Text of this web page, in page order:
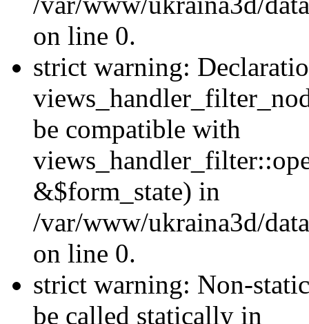
on line 0.
strict warning:
be compatible with
&$form_state) in
/var/www/ukraina3d/
on line 0.
strict warning: Non-
be called statically in